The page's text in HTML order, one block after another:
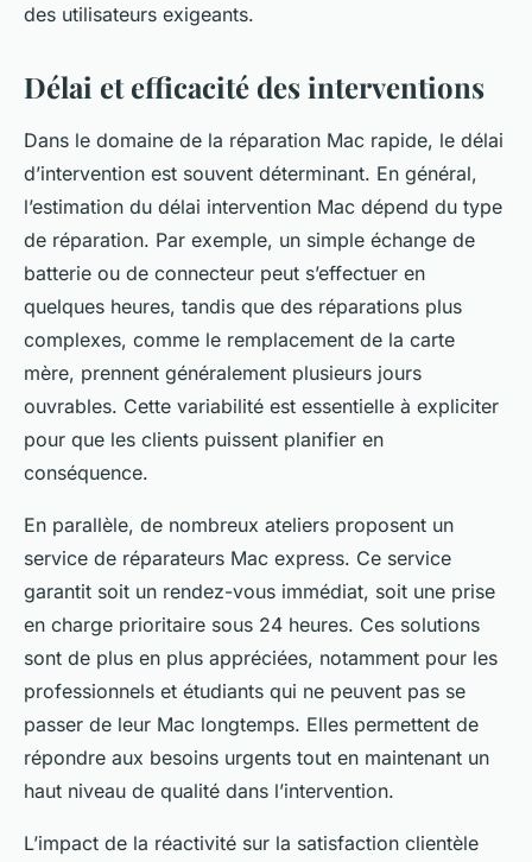
des utilisateurs exigeants.
Délai et efficacité des interventions
Dans le domaine de la réparation Mac rapide, le délai
d’intervention est souvent déterminant. En général,
l’estimation du délai intervention Mac dépend du type
de réparation. Par exemple, un simple échange de
batterie ou de connecteur peut s’effectuer en
quelques heures, tandis que des réparations plus
complexes, comme le remplacement de la carte
mère, prennent généralement plusieurs jours
ouvrables. Cette variabilité est essentielle à expliciter
pour que les clients puissent planifier en
conséquence.
En parallèle, de nombreux ateliers proposent un
service de réparateurs Mac express. Ce service
garantit soit un rendez-vous immédiat, soit une prise
en charge prioritaire sous 24 heures. Ces solutions
sont de plus en plus appréciées, notamment pour les
professionnels et étudiants qui ne peuvent pas se
passer de leur Mac longtemps. Elles permettent de
répondre aux besoins urgents tout en maintenant un
haut niveau de qualité dans l’intervention.
L’impact de la réactivité sur la satisfaction clientèle